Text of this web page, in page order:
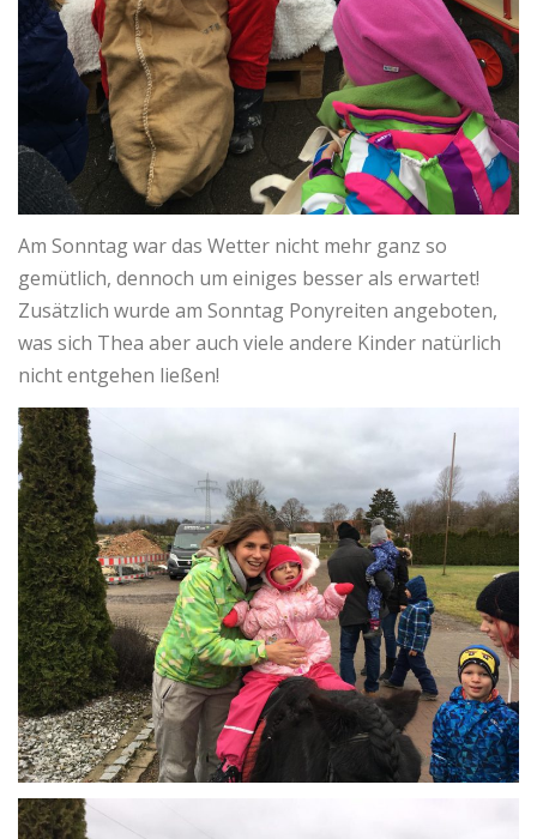
Am Sonntag war das Wetter nicht mehr ganz so
gemütlich, dennoch um einiges besser als erwartet!
Zusätzlich wurde am Sonntag Ponyreiten angeboten,
was sich Thea aber auch viele andere Kinder natürlich
nicht entgehen ließen!